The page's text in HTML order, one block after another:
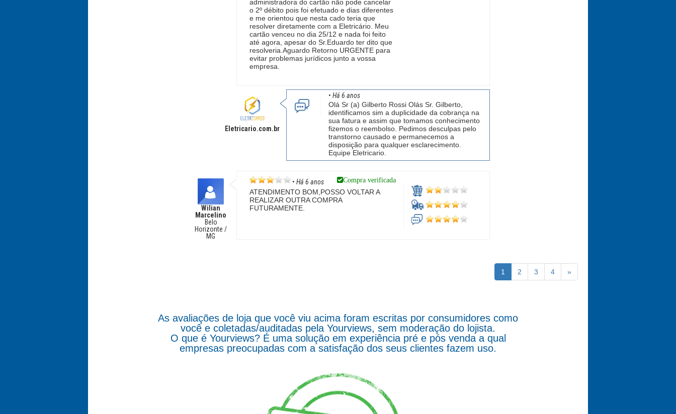
administradora do cartão não pode cancelar
o 2º débito pois foi efetuado e dias diferentes
e me orientou que nesta cado teria que
resolver diretamente com a Eletricário. Meu
cartão venceu no dia 25/12 e nada foi feito
até agora, apesar do Sr.Eduardo ter dito que
resolveria.Aguardo Retorno URGENTE para
evitar problemas jurídicos junto a vossa
empresa.
Eletricario.com.br
• Há 6 anos
Olá Sr (a) Gilberto Rossi Olás Sr. Gilberto,
identificamos sim a duplicidade da cobrança na
sua fatura e assim que tomamos conhecimento
fizemos o reembolso. Pedimos desculpas pelo
transtorno causado e permanecemos a
disposição para qualquer esclarecimento.
Equipe Eletricario.
Wilian
Marcelino
Belo
Horizonte /
MG
• Há 6 anos Compra verificada
ATENDIMENTO BOM,POSSO VOLTAR A
REALIZAR OUTRA COMPRA
FUTURAMENTE.
1 2 3 4 »
As avaliações de loja que você viu acima foram escritas por consumidores como
você e coletadas/auditadas pela Yourviews, sem moderação do lojista.
O que é Yourviews? É uma solução em experiência pré e pós venda a qual
empresas preocupadas com a satisfação dos seus clientes fazem uso.